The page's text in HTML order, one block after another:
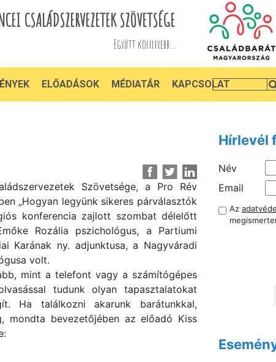
CSALÁDSZERVEZETEK SZÖVETSÉGE
Együtt könnyebb...
ELŐADÁSOK MÉDIATÁR KAPCSOLAT
Szövetsége, a Pro Rév
„Hogyan legyünk sikeres párválasztók
konferencia zajlott szombat délelőtt
Rozália pszichológus, a Partiumi
Karának ny. adjunktusa, a Nagyváradi
volt.
mint a telefont vagy a számítógépes
tudunk olyan tapasztalatokat
Ha találkozni akarunk barátunkkal,
mondta bevezetőjében az előadó Kiss
Hírlevél
Név
Email
Az